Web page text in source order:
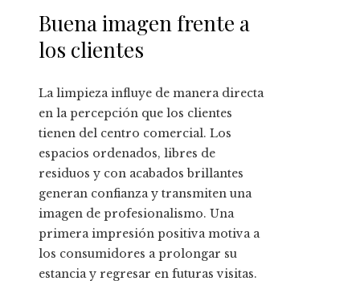
Buena imagen frente a
los clientes
La limpieza influye de manera directa
en la percepción que los clientes
tienen del centro comercial. Los
espacios ordenados, libres de
residuos y con acabados brillantes
generan confianza y transmiten una
imagen de profesionalismo. Una
primera impresión positiva motiva a
los consumidores a prolongar su
estancia y regresar en futuras visitas.